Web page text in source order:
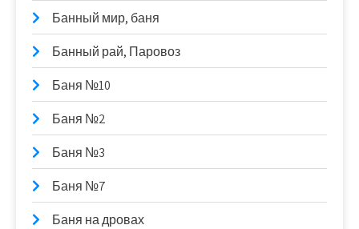
Банный мир, баня
Банный рай, Паровоз
Баня №10
Баня №2
Баня №3
Баня №7
Баня на дровах